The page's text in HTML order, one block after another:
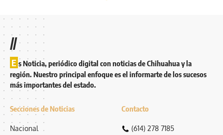
//
E s Noticia, periódico digital con noticias de Chihuahua y la
región. Nuestro principal enfoque es el informarte de los sucesos
más importantes del estado.
Secciones de Noticias
Nacional
Contacto
(614) 278 7185